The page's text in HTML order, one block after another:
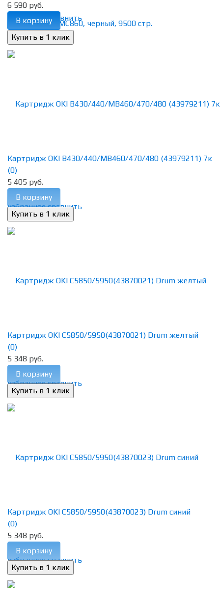
избранное сравнить
6 590 руб.
В корзину
избранное сравнить
Картридж OKI B430/440/MB460/470/480 (43979211) 7к
(0)
5 405 руб.
В корзину
избранное сравнить
Картридж OKI C5850/5950(43870021) Drum желтый
(0)
5 348 руб.
В корзину
избранное сравнить
Картридж OKI C5850/5950(43870023) Drum синий
(0)
5 348 руб.
В корзину